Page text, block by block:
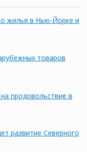
жилья в Нью-Йорке и
товаров
продовольствие в
развитие Северного